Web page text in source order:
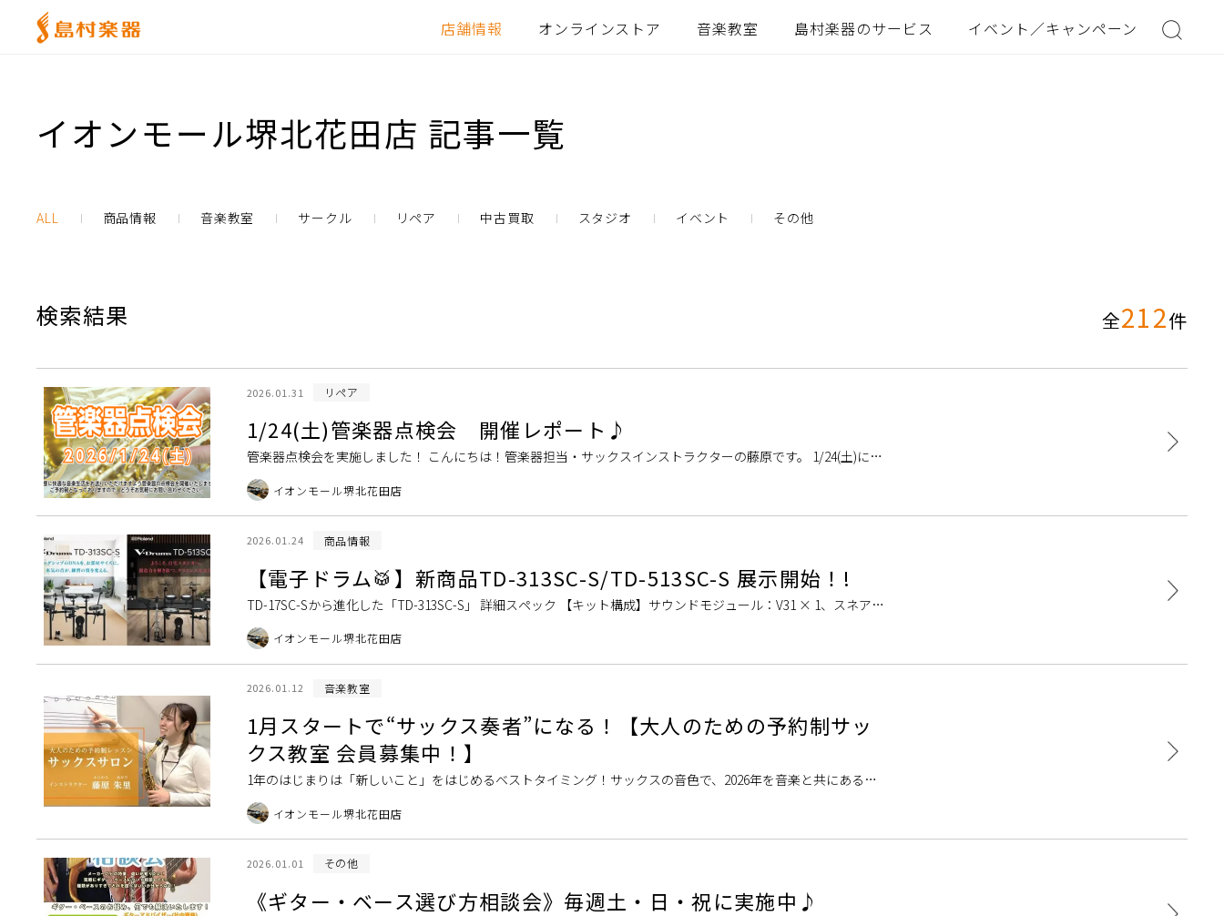
店舗情報 オンラインストア 音楽教室 島村楽器のサービス イベント／キャンペーン
イオンモール堺北花田店 記事一覧
ALL 商品情報 音楽教室 サークル リペア 中古買取 スタジオ イベント その他
検索結果 全212件
2026.01.31 リペア
1/24(土)管楽器点検会 開催レポート♪
管楽器点検会を実施しました！ こんにちは！管楽器担当・サックスインストラクターの藤原です。 1/24(土)に開
催した「管楽器点検会」の様子をご紹介します！今回は島村楽器グランフロント大阪店の管楽器リペアマンの中
尾さんにお […]
イオンモール堺北花田店
2026.01.24 商品情報
【電子ドラム🥁】新商品TD-313SC-S/TD-513SC-S 展示開始！!
TD-17SC-Sから進化した「TD-313SC-S」 詳細スペック 【キット構成】サウンドモジュール：V31 × 1、スネア：
PDX-12 × 1、タム1,2：PD-8H × 1、タム3：PD-10H × 1、ハイハッ […]
イオンモール堺北花田店
2026.01.12 音楽教室
1月スタートで“サックス奏者”になる！【大人のための予約制サッ
クス教室 会員募集中！】
1年のはじまりは「新しいこと」をはじめるベストタイミング！サックスの音色で、2026年を音楽と共にある一
年にしてみませんか？ 島村楽器イオンモール堺北花田店の「サックス・デジタル管楽器サロン」では、1月・2
月スタートの新 […]
イオンモール堺北花田店
2026.01.01 その他
《ギター・ベース選び方相談会》毎週土・日・祝に実施中♪